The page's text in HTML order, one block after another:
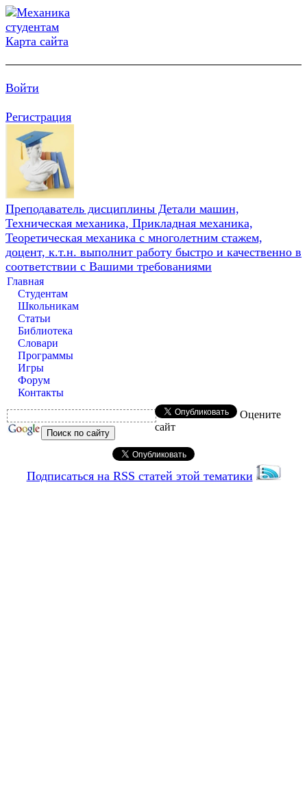
Карта сайта
Войти
Регистрация
Преподаватель дисциплины Детали машин,
Техническая механика, Прикладная механика,
Теоретическая механика с многолетним стажем,
доцент, к.т.н. выполнит работу быстро и качественно в
соответствии с Вашими требованиями
Главная
Студентам
Школьникам
Статьи
Библиотека
Словари
Программы
Игры
Форум
Контакты
Оцените
сайт
Подписаться на RSS статей этой тематики